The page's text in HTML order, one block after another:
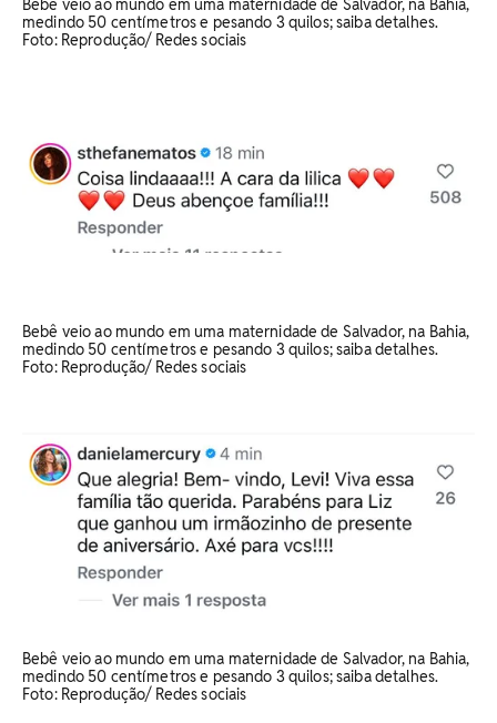
Bebê veio ao mundo em uma maternidade de Salvador, na Bahia,
medindo 50 centímetros e pesando 3 quilos; saiba detalhes.
Foto: Reprodução/ Redes sociais
Bebê veio ao mundo em uma maternidade de Salvador, na Bahia,
medindo 50 centímetros e pesando 3 quilos; saiba detalhes.
Foto: Reprodução/ Redes sociais
Bebê veio ao mundo em uma maternidade de Salvador, na Bahia,
medindo 50 centímetros e pesando 3 quilos; saiba detalhes.
Foto: Reprodução/ Redes sociais